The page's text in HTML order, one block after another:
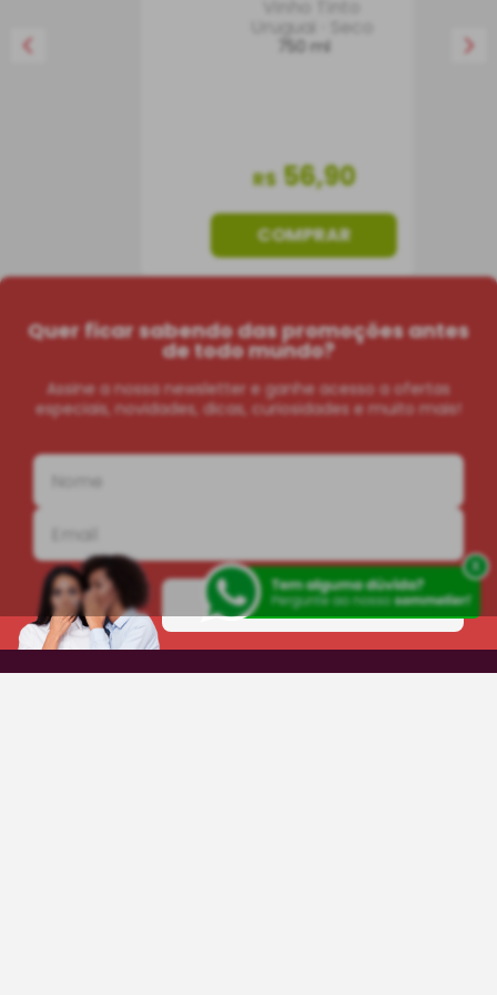
x
Uruguai Seco
750 ml
R$ 56,90
COMPRAR
Quer ficar sabendo das promoções antes
de todo mundo?
Assine a nossa newsletter e ganhe acesso a ofertas
especiais, novidades, dicas, curiosidades e muito mais!
INSCREVA-SE!